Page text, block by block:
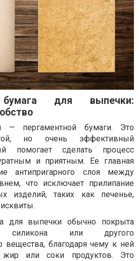
бумага для выпечки:
— пергаментной бумаги. Это
но очень эффективный
помогает сделать процесс
и приятным. Ее главная
антипригарного слоя между
что исключает прилипание
изделий, таких как печенье,
для выпечки обычно покрыта
или другого
вещества, благодаря чему к ней
жир или соки продуктов. Это